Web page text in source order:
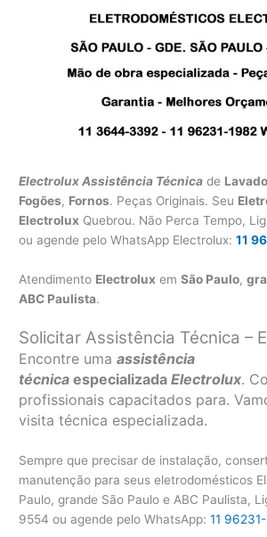
Electrolux Assistência Técnica de
Fogões, Fornos. Peças Originais. Seu
Electrolux Quebrou. Não Perca Tempo,
ou agende pelo WhatsApp Electrolux:11
Atendimento Electrolux emSão Paulo,
ABC Paulista.
Solicitar Assistência Técnica –
Encontre umaassistência
técnica especializadaElectrolux.
profissionais capacitados para.
visita técnica especializada.
Sempre que precisar de instalação,
manutenção para seus eletrodomésticos
Paulo, grande São Paulo e ABC Paulista,
9554 ou agende pelo WhatsApp:11